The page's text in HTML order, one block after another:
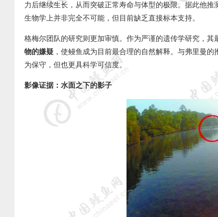
力后继续生长，从而突破正常寿命与体型的极限。据此他
生物学上并非完全不可能，但目前缺乏直接标本支持。
格梅尔团队的研究则更加审慎。作为严谨的遗传学研究，其
物的嫌疑 ，使鳗鱼成为目前最合理的自然解释。与弗里曼
为保守，但也更具科学可信度。
影像证据：水面之下的影子